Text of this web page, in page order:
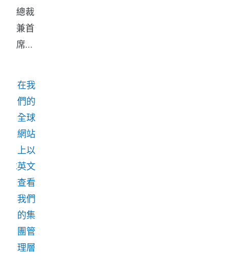
總裁
兼首
席執
集團
管理
層還
由四
位業
務領
域主
管和
負責
集團
主要
在我
們的
全球
網站
上以
英文
查看
我們
的集
團管
理層